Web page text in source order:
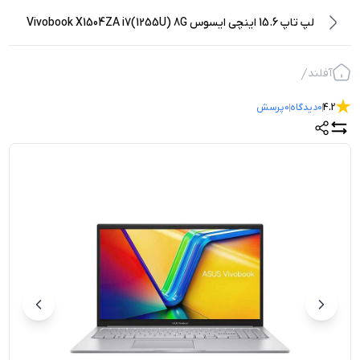
لپ تاپ 15.6 اینچی ایسوس Vivobook X1504ZA i7(1255U) 8G
آفلند
4.2
0دیدگاه0پرسش